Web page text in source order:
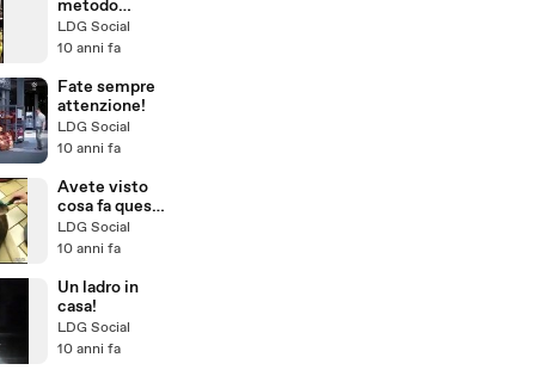
metodo
fantastico per
sbucciare le
secondi!
LDG Social
10 anni fa
Fate sempre
attenzione!
LDG Social
10 anni fa
Avete visto
cosa fa questo
gatto?
LDG Social
10 anni fa
Un ladro in
casa!
LDG Social
10 anni fa